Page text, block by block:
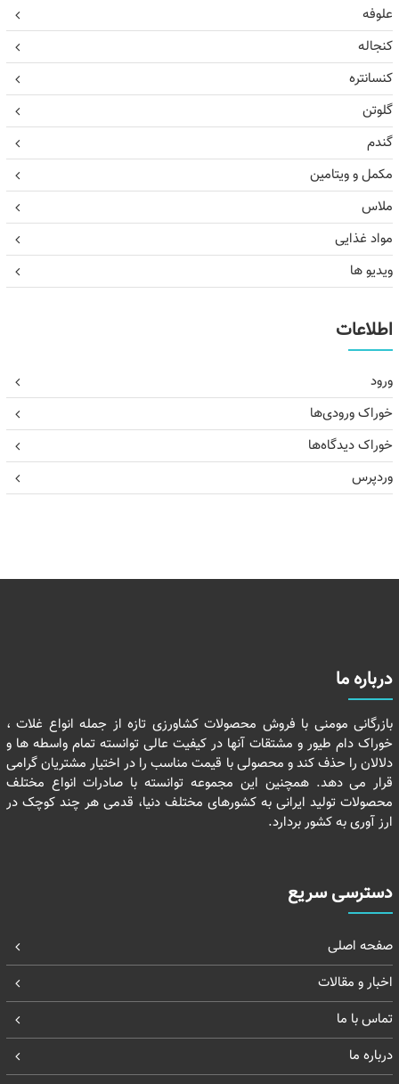
علوفه
کنجاله
کنسانتره
گلوتن
گندم
مکمل و ویتامین
ملاس
مواد غذایی
ویدیو ها
اطلاعات
ورود
خوراک ورودی‌ها
خوراک دیدگاه‌ها
وردپرس
درباره ما
بازرگانی مومنی با فروش محصولات کشاورزی تازه از جمله انواع غلات ،
خوراک دام طیور و مشتقات آنها در کیفیت عالی توانسته تمام واسطه ها و
دلالان را حذف کند و محصولی با قیمت مناسب را در اختیار مشتریان گرامی
قرار می دهد. همچنین این مجموعه توانسته با صادرات انواع مختلف
محصولات تولید ایرانی به کشورهای مختلف دنیا، قدمی هر چند کوچک در
ارز آوری به کشور بردارد.
دسترسی سریع
صفحه اصلی
اخبار و مقالات
تماس با ما
درباره ما